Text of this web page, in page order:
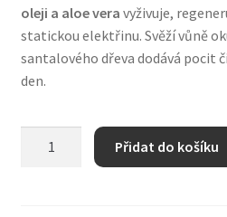
Zásady ochrany osobních údajů
Zboží se slevou
Zkušební stránka
oleji a aloe vera vyživuje,
statickou elektřinu. Svěží vůně
santalového dřeva dodává pocit
den.
Přidat do košíku